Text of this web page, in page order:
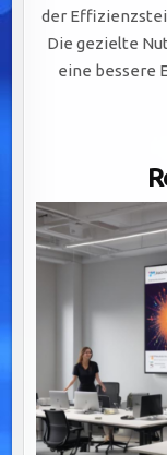
der
Die gezielte
eine bessere